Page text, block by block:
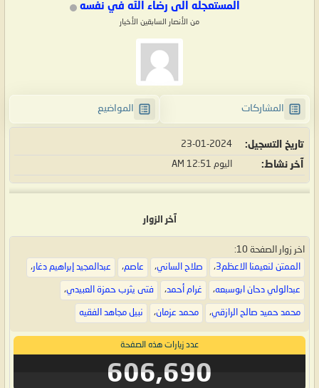
المستعجله الى رضاء الله في نفسه
من الأنصار السابقين الأخيار
المشاركات المواضيع
تاريخ التسجيل 23-01-2024
آخر نشاط اليوم 12:51 AM
آخر الزوار
اخر زوار الصفحة 10:
الممتن لنعيمنا الاعظم3
، صلاح الساني، عاصم، عبدالمجيد إبراهيم دغار،
عبدالولي دحان ابوسبعه، غرام أحمد، فتى يثرب حمزة العبيدي،
محمد حميد صالح الرازقي، محمد عزمان، نبيل مجاهد الفقيه
عدد زيارات هذه الصفحة
606,690